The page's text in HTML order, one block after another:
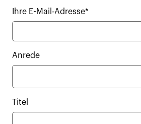
Ihre E-Mail-Adresse*
Anrede
Titel